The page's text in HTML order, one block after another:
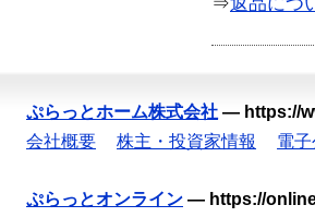
⇒返品につ
ぷらっとホーム株式会社 — https://
会社概要
株主・投資家情報 電
ぷらっとオンライン — https://